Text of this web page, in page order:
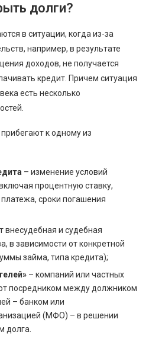
долги?
в ситуации, когда из-за
например, в результате
доходов, не получается
кредит. Причем ситуация
есть несколько
к одному из
– изменение условий
процентную ставку,
сроки погашения
внесудебная и судебная
в зависимости от конкретной
займа, типа кредита);
– компаний или частных
посредником между должником
– банком или
(МФО) – в решении
долга.